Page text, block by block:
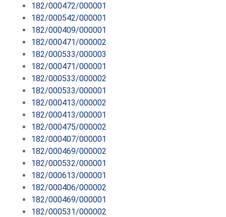
182/000472/000001
182/000542/000001
182/000409/000001
182/000471/000002
182/000533/000003
182/000471/000001
182/000533/000002
182/000533/000001
182/000413/000002
182/000413/000001
182/000475/000002
182/000407/000001
182/000469/000002
182/000532/000001
182/000613/000001
182/000406/000002
182/000469/000001
182/000531/000002